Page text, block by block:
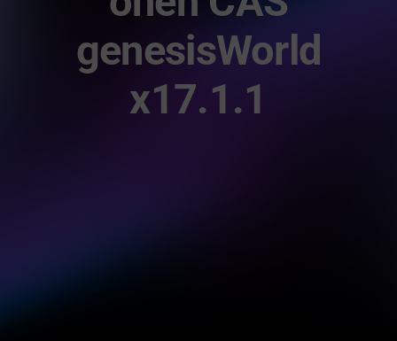
Kontakt
genesisWorld
x17.1.1